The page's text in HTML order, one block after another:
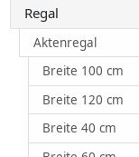
Regal
Aktenregal
Breite 100 cm
Breite 120 cm
Breite 40 cm